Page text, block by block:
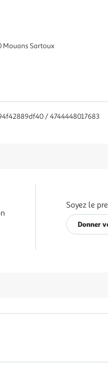
Mouans Sartoux
/ 4744448017683
Soyez le
Donner